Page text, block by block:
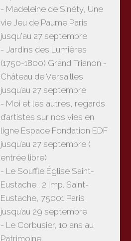
- Madeleine de Sinéty, Une
vie Jeu de Paume Paris
jusqu'au 27 septembre
- Jardins des Lumières
(1750-1800) Grand Trianon -
Château de Versailles
jusqu’au 27 septembre
- Moi et les autres, regards
d’artistes sur nos vies en
ligne Espace Fondation EDF
jusqu’au 27 septembre (
entrée libre)
- Le Souffle Église Saint-
Eustache : 2 Imp. Saint-
Eustache, 75001 Paris
jusqu’au 29 septembre
- Le Corbusier, 10 ans au
Patrimoine